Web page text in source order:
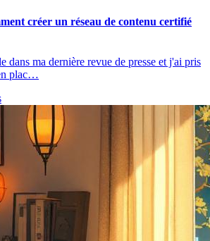
créer un réseau de contenu certifié
dans ma dernière revue de presse et j'ai pris
plac…